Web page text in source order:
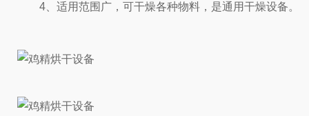
4、适用范围广，可干燥各种物料，是通用干燥设备。